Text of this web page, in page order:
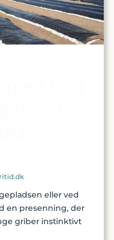
eller ved
en presenning, der
griber instinktivt